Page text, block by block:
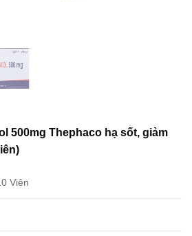
500mg Thephaco hạ sốt, giảm
Viên